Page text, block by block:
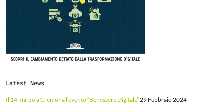
Latest News
Il 14 marzo a Cremona l’evento “Benessere Digitale” 29 Febbraio 2024